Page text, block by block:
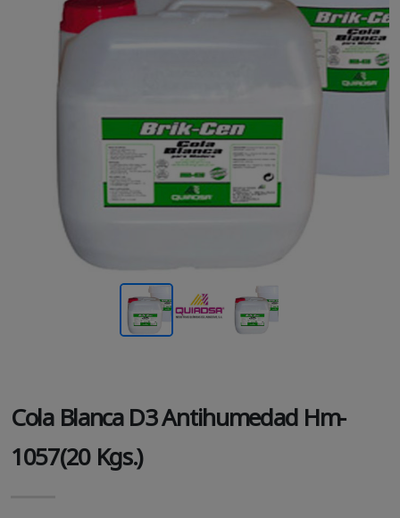
Cola Blanca D3 Antihumedad Hm-
1057(20 Kgs.)